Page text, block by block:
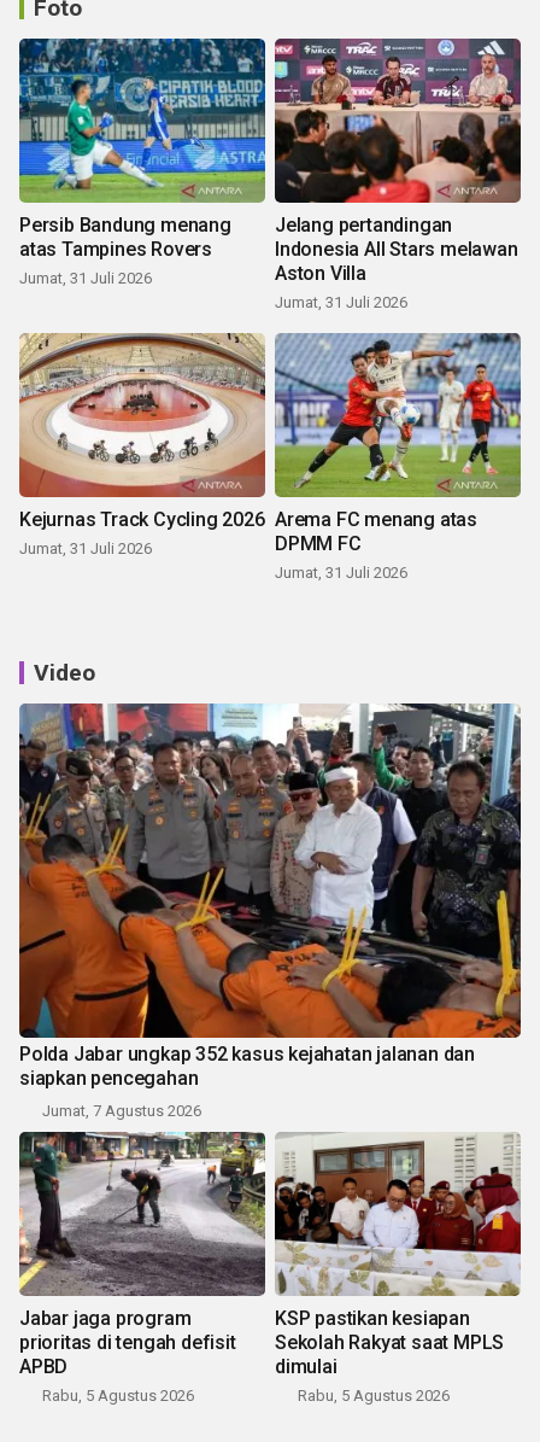
Foto
Persib Bandung menang
atas Tampines Rovers
Jumat, 31 Juli 2026
Jelang pertandingan
Indonesia All Stars melawan
Aston Villa
Jumat, 31 Juli 2026
Kejurnas Track Cycling 2026
Jumat, 31 Juli 2026
Arema FC menang atas
DPMM FC
Jumat, 31 Juli 2026
Video
Polda Jabar ungkap 352 kasus kejahatan jalanan dan
siapkan pencegahan
Jumat, 7 Agustus 2026
Jabar jaga program
prioritas di tengah defisit
APBD
Rabu, 5 Agustus 2026
KSP pastikan kesiapan
Sekolah Rakyat saat MPLS
dimulai
Rabu, 5 Agustus 2026